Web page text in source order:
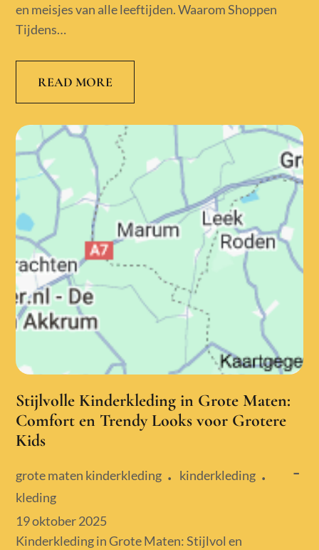
en meisjes van alle leeftijden. Waarom Shoppen
Tijdens…
READ MORE
Stijlvolle Kinderkleding in Grote Maten:
Comfort en Trendy Looks voor Grotere
Kids
grote maten kinderkleding
kinderkleding
kleding
Posted
on
19 oktober 2025
Kinderkleding in Grote Maten: Stijlvol en